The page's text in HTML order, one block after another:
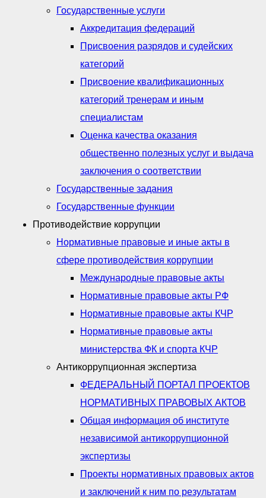
Государственные услуги
Аккредитация федераций
Присвоения разрядов и судейских
категорий
Присвоение квалификационных
категорий тренерам и иным
специалистам
Оценка качества оказания
общественно полезных услуг и выдача
заключения о соответствии
Государственные задания
Государственные функции
Противодействие коррупции
Нормативные правовые и иные акты в
сфере противодействия коррупции
Международные правовые акты
Нормативные правовые акты РФ
Нормативные правовые акты КЧР
Нормативные правовые акты
министерства ФК и спорта КЧР
Антикоррупционная экспертиза
ФЕДЕРАЛЬНЫЙ ПОРТАЛ ПРОЕКТОВ
НОРМАТИВНЫХ ПРАВОВЫХ АКТОВ
Общая информация об институте
независимой антикоррупционной
экспертизы
Проекты нормативных правовых актов
и заключений к ним по результатам